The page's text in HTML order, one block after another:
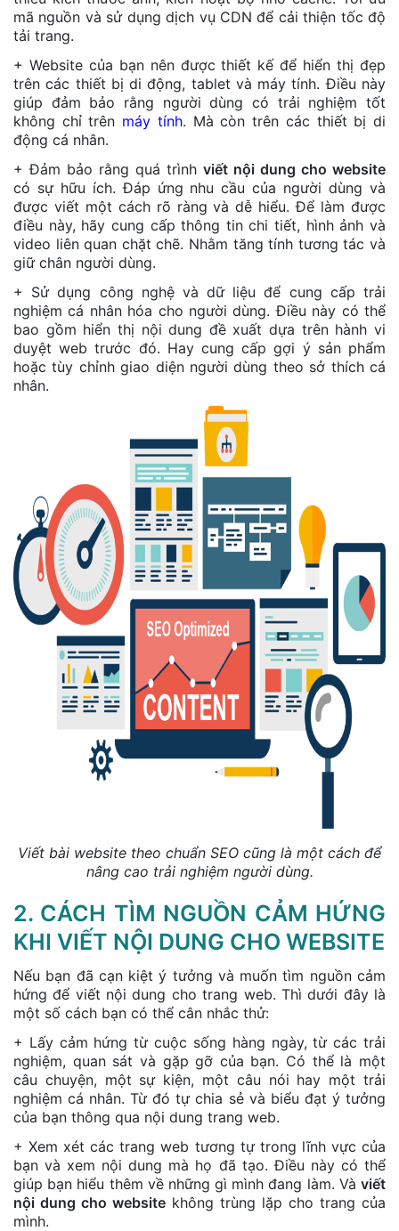
mã nguồn và sử dụng dịch vụ CDN để cải thiện tốc độ
tải trang.
+ Website của bạn nên được thiết kế để hiển thị đẹp
trên các thiết bị di động, tablet và máy tính. Điều này
giúp đảm bảo rằng người dùng có trải nghiệm tốt
không chỉ trên máy tính. Mà còn trên các thiết bị di
động cá nhân.
+ Đảm bảo rằng quá trình viết nội dung cho website
có sự hữu ích. Đáp ứng nhu cầu của người dùng và
được viết một cách rõ ràng và dễ hiểu. Để làm được
điều này, hãy cung cấp thông tin chi tiết, hình ảnh và
video liên quan chặt chẽ. Nhằm tăng tính tương tác và
giữ chân người dùng.
+ Sử dụng công nghệ và dữ liệu để cung cấp trải
nghiệm cá nhân hóa cho người dùng. Điều này có thể
bao gồm hiển thị nội dung đề xuất dựa trên hành vi
duyệt web trước đó. Hay cung cấp gợi ý sản phẩm
hoặc tùy chỉnh giao diện người dùng theo sở thích cá
nhân.
Viết bài website theo chuẩn SEO cũng là một cách để
nâng cao trải nghiệm người dùng.
2. CÁCH TÌM NGUỒN CẢM HỨNG
KHI VIẾT NỘI DUNG CHO WEBSITE
Nếu bạn đã cạn kiệt ý tưởng và muốn tìm nguồn cảm
hứng để viết nội dung cho trang web. Thì dưới đây là
một số cách bạn có thể cân nhắc thử:
+ Lấy cảm hứng từ cuộc sống hàng ngày, từ các trải
nghiệm, quan sát và gặp gỡ của bạn. Có thể là một
câu chuyện, một sự kiện, một câu nói hay một trải
nghiệm cá nhân. Từ đó tự chia sẻ và biểu đạt ý tưởng
của bạn thông qua nội dung trang web.
+ Xem xét các trang web tương tự trong lĩnh vực của
bạn và xem nội dung mà họ đã tạo. Điều này có thể
giúp bạn hiểu thêm về những gì mình đang làm. Và viết
nội dung cho website không trùng lặp cho trang của
mình.